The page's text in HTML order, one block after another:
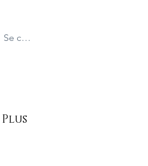
Se connecter
Plus